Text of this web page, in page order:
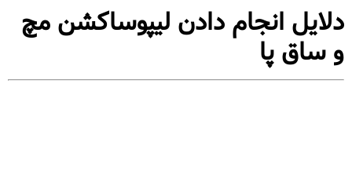
دلایل انجام دادن لیپوساکشن مچ
و ساق پا